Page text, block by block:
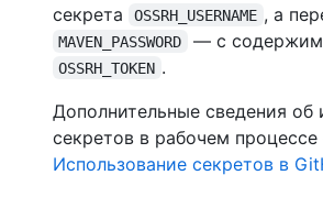
секрета
OSSRH_USERNAME , а
MAVEN_PASSWORD — с
OSSRH_TOKEN .
Дополнительные сведения об
секретов в рабочем
Использование секретов в